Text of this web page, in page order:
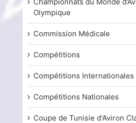
Olympique
Commission Médicale
Compétitions
Compétitions Internationales
Compétitions Nationales
Coupe de Tunisie d'Aviron